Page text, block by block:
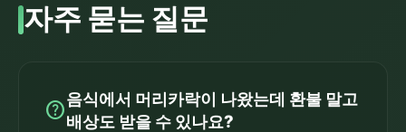
자주 묻는 질문
help음식에서 머리카락이 나왔는데 환불 말고
배상도 받을 수 있나요?